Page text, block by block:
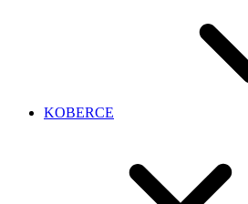
KOBERCE